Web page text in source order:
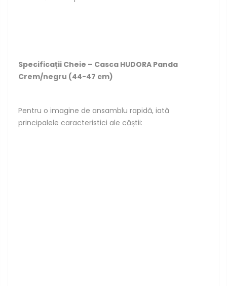
Specificații Cheie – Casca HUDORA Panda
Crem/negru (44-47 cm)
Pentru o imagine de ansamblu rapidă, iată
principalele caracteristici ale căștii: